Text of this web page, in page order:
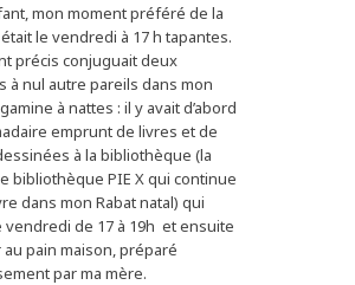
mon moment préféré de la
le vendredi à 17 h tapantes.
précis conjuguait deux
à nul autre pareils dans mon
à nattes : il y avait d’abord
emprunt de livres et de
à la bibliothèque (la
bibliothèque PIE X qui continue
dans mon Rabat natal) qui
vendredi de 17 à 19h et ensuite
pain maison, préparé
par ma mère.